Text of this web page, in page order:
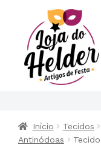
Início Tecidos
Antinódoas